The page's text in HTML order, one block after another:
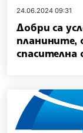
24.06.2024 09:31
Добри са
планините,
спасителна